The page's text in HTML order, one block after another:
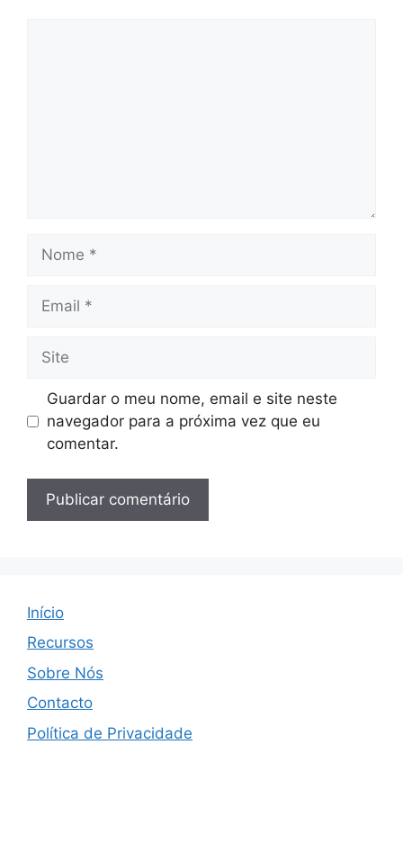
Nome
Email
Site
Guardar o meu nome, email e site neste
navegador para a próxima vez que eu
comentar.
Início
Recursos
Sobre Nós
Contacto
Política de Privacidade